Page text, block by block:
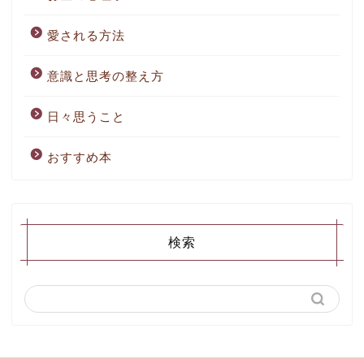
愛される方法
意識と思考の整え方
日々思うこと
おすすめ本
検索